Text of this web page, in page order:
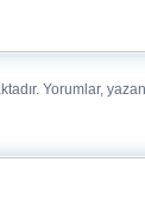
Yorumlar,